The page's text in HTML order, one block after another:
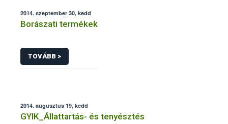
2014. szeptember 30, kedd
Borászati termékek
TOVÁBB >
2014. augusztus 19, kedd
GYIK_Állattartás- és tenyésztés